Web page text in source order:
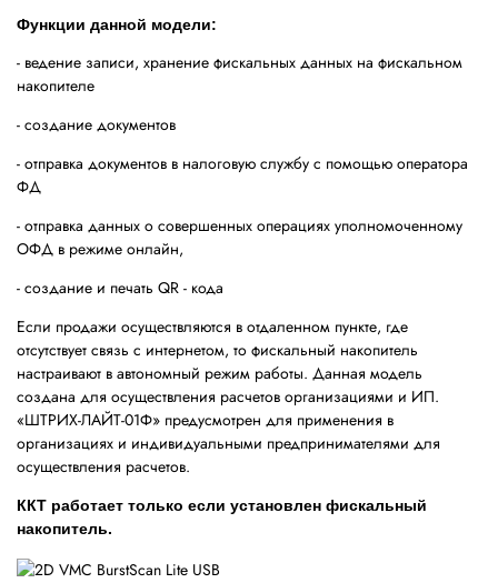
Функции данной модели:
- ведение записи, хранение фискальных данных на фискальном
накопителе
- создание документов
- отправка документов в налоговую службу с помощью оператора
ФД
- отправка данных о совершенных операциях уполномоченному
ОФД в режиме онлайн,
- создание и печать QR - кода
Если продажи осуществляются в отдаленном пункте, где
отсутствует связь с интернетом, то фискальный накопитель
настраивают в автономный режим работы. Данная модель
создана для осуществления расчетов организациями и ИП.
«ШТРИХ-ЛАЙТ-01Ф» предусмотрен для применения в
организациях и индивидуальными предпринимателями для
осуществления расчетов.
ККТ работает только если установлен фискальный
накопитель.